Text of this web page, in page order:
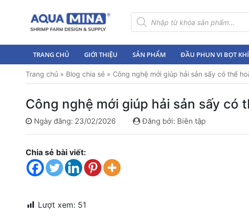
Tìm
kiếm
sản
TRANG CHỦ GIỚI THIỆU SẢN PHẨM ĐẦU PHUN VI BỌT KHÍ
Trang chủ » Blog chia sẻ » Công nghệ mới giúp hải sản sấy có thể
Công nghệ mới giúp hải sản sấy có
Ngày đăng: 23/02/2026 Đăng bởi: Biên tập
Chia sẻ bài viết:
Lượt xem: 51